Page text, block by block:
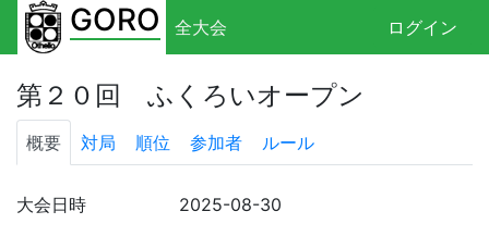
GORO 全大会 ログイン
第２０回 ふくろいオープン
概要 対局 順位 参加者 ルール
大会日時
2025-08-30